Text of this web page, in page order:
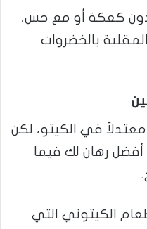
كعكة أو مع خس،
بالخضروات
معتدلاً في الكيتو، لكن
أفضل رهان لك فيما
الكيتوني التي